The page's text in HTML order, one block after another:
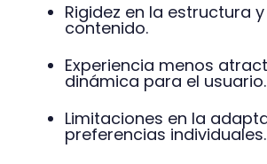
Rigidez en la estructura y
contenido.
Experiencia menos
dinámica para el usuario.
Limitaciones en la
preferencias individuales.